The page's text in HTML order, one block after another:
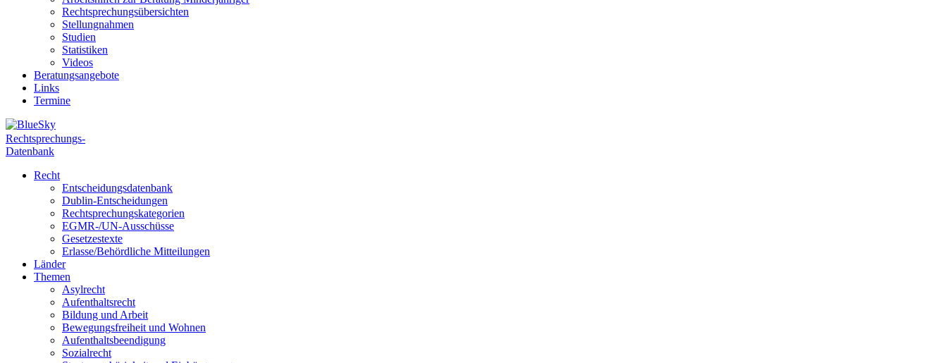
Rechtsprechungsübersichten
Stellungnahmen
Studien
Statistiken
Videos
Beratungsangebote
Links
Termine
Rechtsprechungs-
Datenbank
Recht
Entscheidungsdatenbank
Dublin-Entscheidungen
Rechtsprechungskategorien
EGMR-/UN-Ausschüsse
Gesetzestexte
Erlasse/Behördliche Mitteilungen
Länder
Themen
Asylrecht
Aufenthaltsrecht
Bildung und Arbeit
Bewegungsfreiheit und Wohnen
Aufenthaltsbeendigung
Sozialrecht